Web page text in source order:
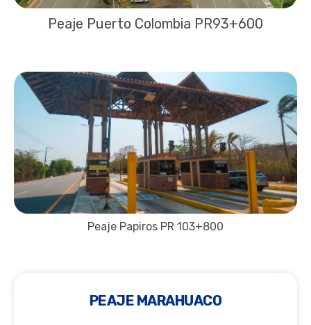
Peaje Puerto Colombia PR93+600
Peaje Papiros PR 103+800
PEAJE MARAHUACO